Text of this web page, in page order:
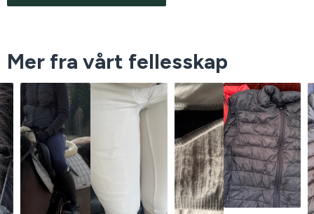
Mer fra vårt fellesskap